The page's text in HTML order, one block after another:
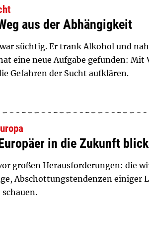
aus der Abhängigkeit
süchtig. Er trank Alkohol und
eine neue Aufgabe gefunden:
Gefahren der Sucht aufklären.
in die Zukunft
großen Herausforderungen: die
Abschottungstendenzen einiger